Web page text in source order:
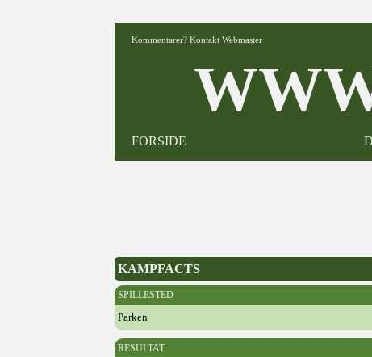
Kommentarer? Kontakt Webmaster
FORSIDE
KAMPFACTS
SPILLESTED
Parken
RESULTAT